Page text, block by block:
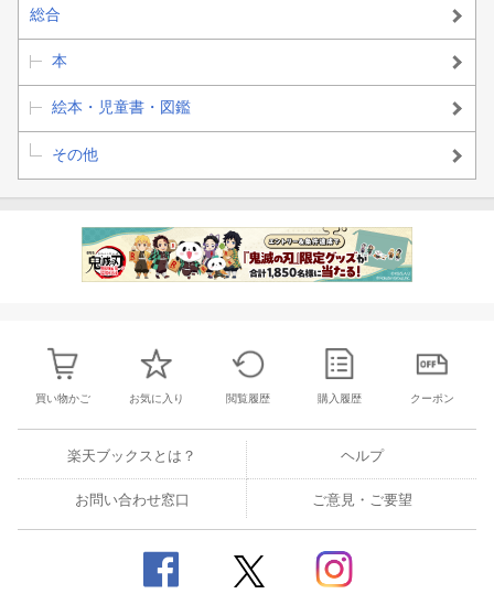
総合
本
絵本・児童書・図鑑
その他
買い物かご お気に入り 閲覧履歴 購入履歴 クーポン
楽天ブックスとは？ ヘルプ
お問い合わせ窓口 ご意見・ご要望